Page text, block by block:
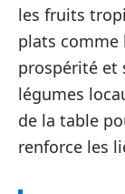
les fruits
plats comme
prospérité et
légumes
de la table
renforce les